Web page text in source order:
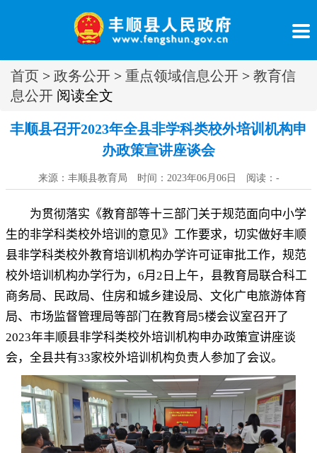
首页 > 政务公开 > 重点领域信息公开 > 教育信
息公开 阅读全文
丰顺县召开2023年全县非学科类校外培训机构申
办政策宣讲座谈会
来源：丰顺县教育局 时间：2023年06月06日 阅读： -
为贯彻落实《教育部等十三部门关于规范面向中小学
生的非学科类校外培训的意见》工作要求， 切实做好丰顺
县非学科类校外教育培训机构办学许可证审批工作，规范
校外培训机构办学行为 ， 6月 2 日上午 ， 县教育局联合科工
商务局、民政局、住房和城乡建设局、文化广电旅游体育
局、市场监督管理局等部门在教育局5楼会议室召开了
2023年丰顺县非学科类校外培训机构申办政策宣讲座谈
会， 全县共有33家校外培训机构负责人参加了会议。